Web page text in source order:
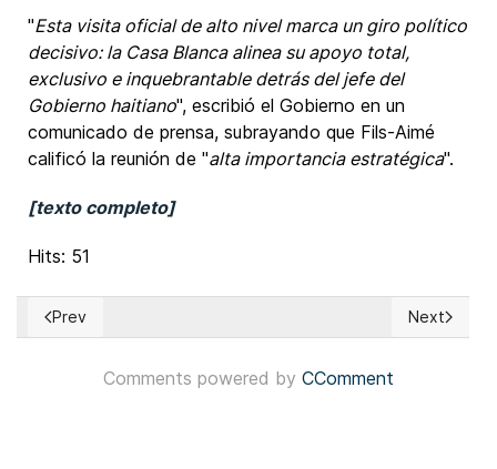
"Esta visita oficial de alto nivel marca un giro político
decisivo: la Casa Blanca alinea su apoyo total,
exclusivo e inquebrantable detrás del jefe del
Gobierno haitiano", escribió el Gobierno en un
comunicado de prensa, subrayando que Fils-Aimé
calificó la reunión de "alta importancia estratégica".
[texto completo]
Hits: 51
Previous article: Alemania: Partido Liberaldemócrata eligió
Prev Next
Next
Comments powered by CComment